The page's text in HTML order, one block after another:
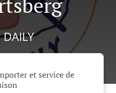
DAILY
et service de